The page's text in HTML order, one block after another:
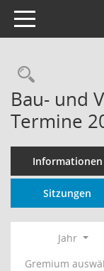
Toggle navigation
Bau- und
Termine
Informationen
Sitzungen
Jahr
Gremium